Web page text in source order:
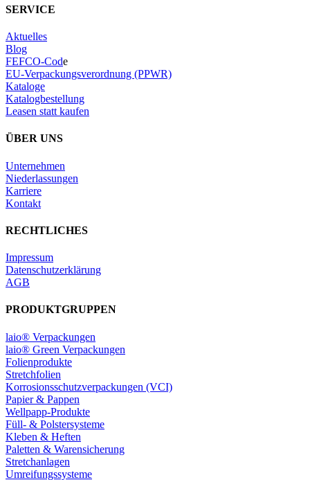
SERVICE
Aktuelles
Blog
FEFCO-Code
EU-Verpackungsverordnung (PPWR)
Kataloge
Katalogbestellung
Leasen statt kaufen
ÜBER UNS
Unternehmen
Niederlassungen
Karriere
Kontakt
RECHTLICHES
Impressum
Datenschutzerklärung
AGB
PRODUKTGRUPPEN
laio® Verpackungen
laio® Green Verpackungen
Folienprodukte
Stretchfolien
Korrosionsschutzverpackungen (VCI)
Papier & Pappen
Wellpapp-Produkte
Füll- & Polstersysteme
Kleben & Heften
Paletten & Warensicherung
Stretchanlagen
Umreifungssysteme